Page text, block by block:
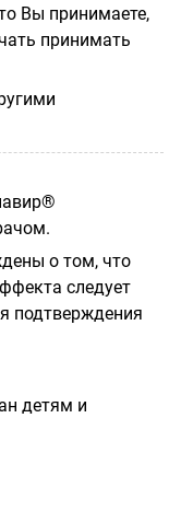
Вы принимаете,
принимать
о том, что
следует
подтверждения
детям и